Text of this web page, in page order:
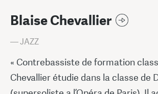
Blaise Chevallier
— JAZZ
« Contrebassiste de formation
Chevallier étudie dans la classe de